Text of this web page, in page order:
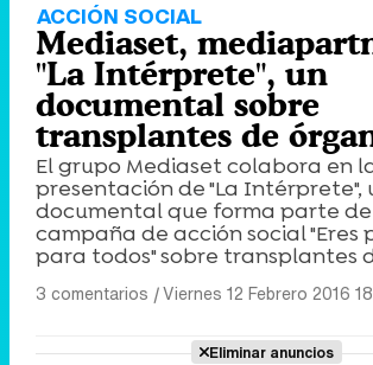
ACCIÓN SOCIAL
Mediaset,
"La Intérprete", un
documental sobre
transplantes de
El grupo Mediaset colabora en
presentación de "La Intérprete",
documental que forma parte de
campaña de acción social "Eres
para todos" sobre transplantes
3 comentarios |Viernes 12 Febrero 2016
Eliminar anuncios